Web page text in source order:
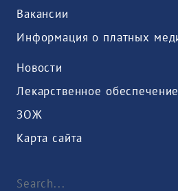
Вакансии
Новости
Лекарственное обеспечение
ЗОЖ
Карта сайта